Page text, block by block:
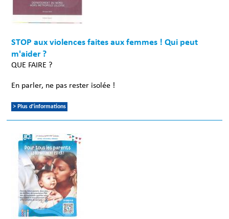
STOP aux violences faites aux femmes ! Qui peut
m'aider ?
QUE FAIRE ?
En parler, ne pas rester isolée !
> Plus d'informations